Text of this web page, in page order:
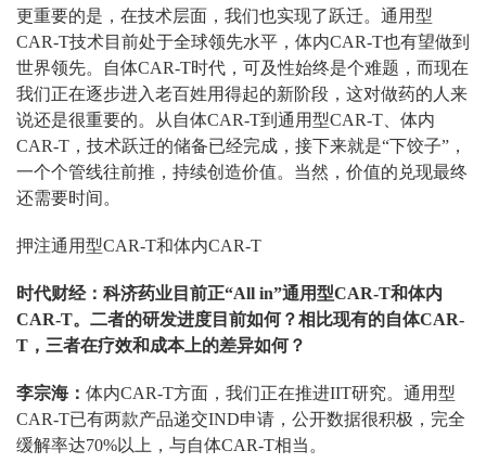
更重要的是，在技术层面，我们也实现了跃迁。通用型
CAR-T技术目前处于全球领先水平，体内CAR-T也有望做到
世界领先。自体CAR-T时代，可及性始终是个难题，而现在
我们正在逐步进入老百姓用得起的新阶段，这对做药的人来
说还是很重要的。从自体CAR-T到通用型CAR-T、体内
CAR-T，技术跃迁的储备已经完成，接下来就是“下饺子”，
一个个管线往前推，持续创造价值。当然，价值的兑现最终
还需要时间。
押注通用型CAR-T和体内CAR-T
时代财经：科济药业目前正“All in”通用型CAR-T和体内
CAR-T。二者的研发进度目前如何？相比现有的自体CAR-
T，三者在疗效和成本上的差异如何？
李宗海： 体内CAR-T方面，我们正在推进IIT研究。通用型
CAR-T已有两款产品递交IND申请，公开数据很积极，完全
缓解率达70%以上，与自体CAR-T相当。